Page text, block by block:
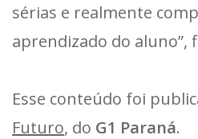
sérias e realmente
aprendizado do aluno”,
Esse conteúdo foi
Futuro, do G1 Paraná.